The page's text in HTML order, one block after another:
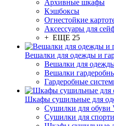
Архивные шкафы
Кэшбоксы
Огнестойкие
Аксессуары для
+ ЕЩЕ 25
Вешалки для одежды и
Вешалки для
Вешалки
Гардеробные
Шкафы сушильные для
Сушилки для обуви
Сушилки для